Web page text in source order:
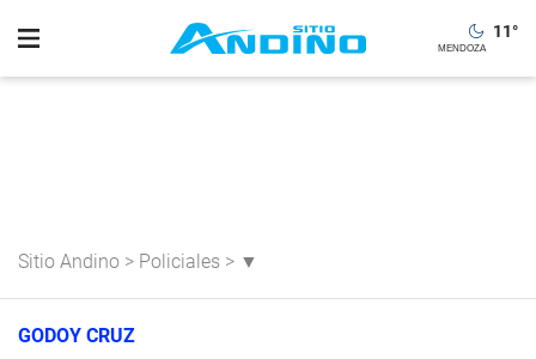
11°
Sitio Andino > Policiales > ▼
GODOY CRUZ